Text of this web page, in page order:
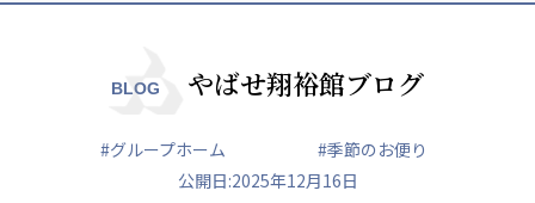
社会福祉法人長寿の森
株式会社 サンガジャパン
株式会社日本遮蔽技研
BLOG やばせ翔裕館ブログ
#グループホーム
#季節のお便り
公開日:2025年12月16日